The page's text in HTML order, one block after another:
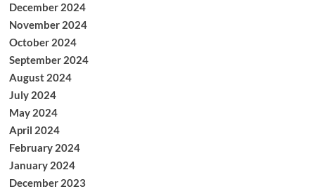
December 2024
November 2024
October 2024
September 2024
August 2024
July 2024
May 2024
April 2024
February 2024
January 2024
December 2023